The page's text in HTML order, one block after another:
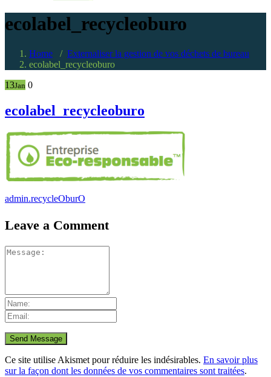
ecolabel_recycleoburo
Home / Externaliser la gestion de vos déchets de bureau
ecolabel_recycleoburo
13Jan 0
ecolabel_recycleoburo
admin.recycleOburO
Leave a Comment
Ce site utilise Akismet pour réduire les indésirables. En savoir plus
sur la façon dont les données de vos commentaires sont traitées.